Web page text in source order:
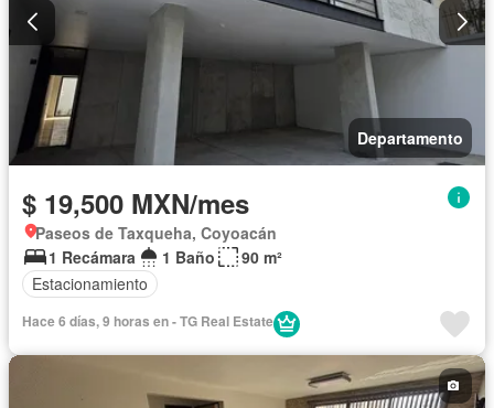
Departamento
$ 19,500 MXN/mes
Paseos de Taxqueha, Coyoacán
1 Recámara
1 Baño
90 m²
Estacionamiento
Hace 6 días, 9 horas en - TG Real Estate